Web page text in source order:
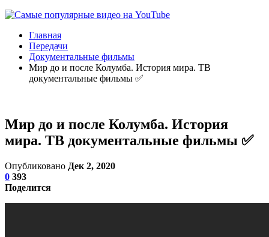
Главная
Передачи
Документальные фильмы
Мир до и после Колумба. История мира. ТВ
документальные фильмы ✅
Мир до и после Колумба. История
мира. ТВ документальные фильмы ✅
Опубликовано Дек 2, 2020
0 393
Поделится